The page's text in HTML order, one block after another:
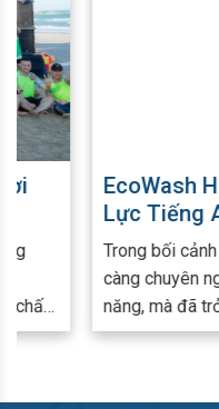
EcoWash
Lực Tiếng Anh
Nhân Viên
Trong bối cảnh hội
càng chuyên nghiệp,
năng, mà đã trở thành
nhân viên (CBNV)